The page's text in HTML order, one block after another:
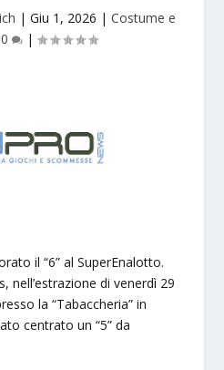
| Giu 1, 2026 | Costume e
0 |
il “6” al SuperEnalotto.
nell’estrazione di venerdì 29
la “Tabaccheria” in
centrato un “5” da